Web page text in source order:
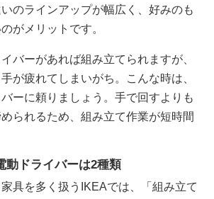
のラインアップが幅広く、好みのも
がメリットです。
バーがあれば組み立てられますが、
が疲れてしまいがち。こんな時は、
ーに頼りましょう。手で回すよりも
られるため、組み立て作業が短時間
動ドライバーは2種類
具を多く扱うIKEAでは、「組み立て